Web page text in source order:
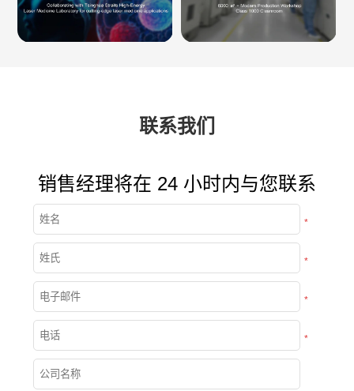
联系我们
销售经理将在 24 小时内与您联系
*
*
*
*